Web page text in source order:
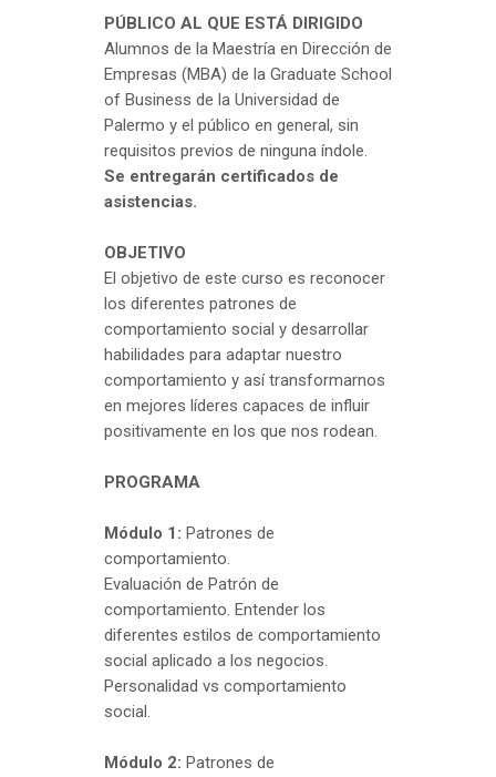
PÚBLICO AL QUE ESTÁ DIRIGIDO
Alumnos de la Maestría en Dirección de
Empresas (MBA) de la Graduate School
of Business de la Universidad de
Palermo y el público en general, sin
requisitos previos de ninguna índole.
Se entregarán certificados de
asistencias.
OBJETIVO
El objetivo de este curso es reconocer
los diferentes patrones de
comportamiento social y desarrollar
habilidades para adaptar nuestro
comportamiento y así transformarnos
en mejores líderes capaces de influir
positivamente en los que nos rodean.
PROGRAMA
Módulo 1: Patrones de
comportamiento.
Evaluación de Patrón de
comportamiento. Entender los
diferentes estilos de comportamiento
social aplicado a los negocios.
Personalidad vs comportamiento
social.
Módulo 2: Patrones de